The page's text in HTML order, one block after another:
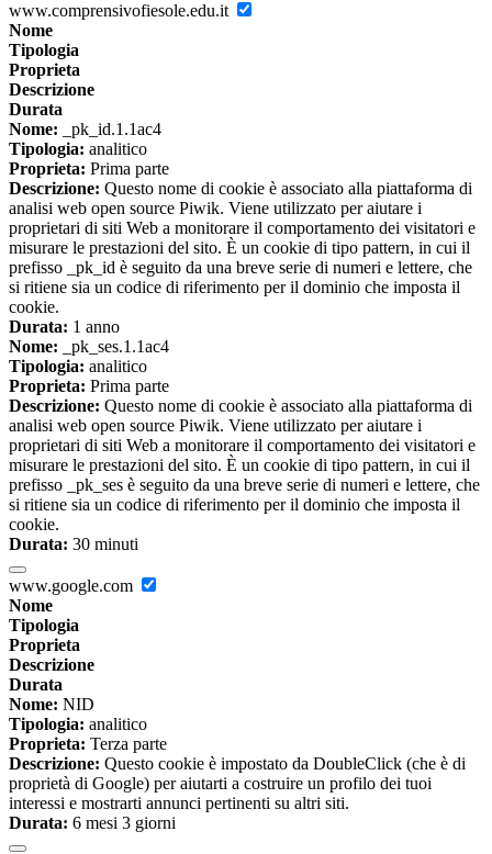
www.comprensivofiesole.edu.it
Nome
Tipologia
Proprieta
Descrizione
Durata
Nome: _pk_id.1.1ac4
Tipologia: analitico
Proprieta: Prima parte
Descrizione: Questo nome di cookie è associato alla piattaforma di
analisi web open source Piwik. Viene utilizzato per aiutare i
proprietari di siti Web a monitorare il comportamento dei visitatori e
misurare le prestazioni del sito. È un cookie di tipo pattern, in cui il
prefisso _pk_id è seguito da una breve serie di numeri e lettere, che
si ritiene sia un codice di riferimento per il dominio che imposta il
cookie.
Durata: 1 anno
Nome: _pk_ses.1.1ac4
Tipologia: analitico
Proprieta: Prima parte
Descrizione: Questo nome di cookie è associato alla piattaforma di
analisi web open source Piwik. Viene utilizzato per aiutare i
proprietari di siti Web a monitorare il comportamento dei visitatori e
misurare le prestazioni del sito. È un cookie di tipo pattern, in cui il
prefisso _pk_ses è seguito da una breve serie di numeri e lettere, che
si ritiene sia un codice di riferimento per il dominio che imposta il
cookie.
Durata: 30 minuti
www.google.com
Nome
Tipologia
Proprieta
Descrizione
Durata
Nome: NID
Tipologia: analitico
Proprieta: Terza parte
Descrizione: Questo cookie è impostato da DoubleClick (che è di
proprietà di Google) per aiutarti a costruire un profilo dei tuoi
interessi e mostrarti annunci pertinenti su altri siti.
Durata: 6 mesi 3 giorni